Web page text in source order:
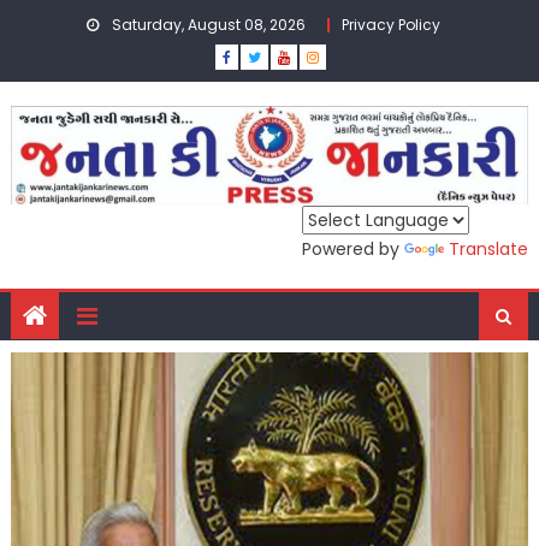
Saturday, August 08, 2026 Privacy Policy
Powered by Translate